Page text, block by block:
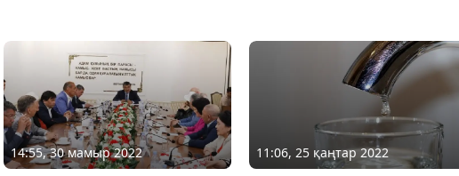
14:55, 30 мамыр 2022 11:06, 25 қаңтар 2022